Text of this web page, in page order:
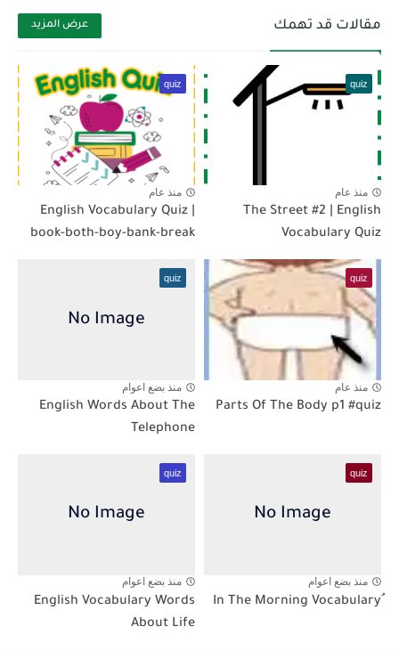
مقالات قد تهمك عرض المزيد
quiz
منذ عام
The Street #2 | English
Vocabulary Quiz
quiz
منذ عام
English Vocabulary Quiz |
book-both-boy-bank-break
quiz
منذ عام
Parts Of The Body p1 #quiz
quiz
منذ بضع اعوام
English Words About The
Telephone
quiz
منذ بضع اعوام
quiz
منذ بضع اعوام
English Vocabulary Words
About Life